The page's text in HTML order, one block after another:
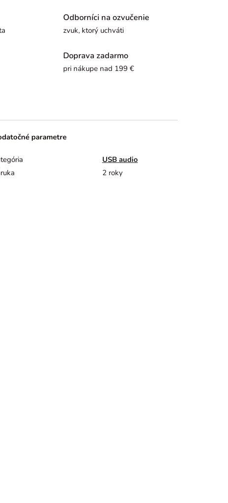
Odborníci na ozvučenie
zvuk, ktorý uchváti
Doprava zadarmo
pri nákupe nad 199 €
parametre
USB audio
2 roky